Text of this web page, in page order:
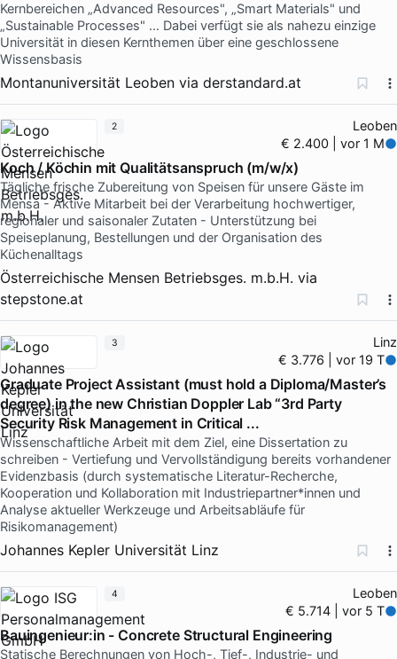
Kernbereichen „Advanced Resources", „Smart Materials" und
„Sustainable Processes" … Dabei verfügt sie als nahezu einzige
Universität in diesen Kernthemen über eine geschlossene
Wissensbasis
Montanuniversität Leoben via derstandard.at
Leoben
€ 2.400 | vor 1 M
Koch / Köchin mit Qualitätsanspruch (m/w/x)
Tägliche frische Zubereitung von Speisen für unsere Gäste im
Mensa - Aktive Mitarbeit bei der Verarbeitung hochwertiger,
regionaler und saisonaler Zutaten - Unterstützung bei
Speiseplanung, Bestellungen und der Organisation des
Küchenalltags
Österreichische Mensen Betriebsges. m.b.H. via
stepstone.at
2
Linz
€ 3.776 | vor 19 T
Graduate Project Assistant (must hold a Diploma/Master’s
degree) in the new Christian Doppler Lab “3rd Party
Security Risk Management in Critical ...
Wissenschaftliche Arbeit mit dem Ziel, eine Dissertation zu
schreiben - Vertiefung und Vervollständigung bereits vorhandener
Evidenzbasis (durch systematische Literatur-Recherche,
Kooperation und Kollaboration mit Industriepartner*innen und
Analyse aktueller Werkzeuge und Arbeitsabläufe für
Risikomanagement)
Johannes Kepler Universität Linz
3
Leoben
€ 5.714 | vor 5 T
Bauingenieur:in - Concrete Structural Engineering
Statische Berechnungen von Hoch-, Tief-, Industrie- und
4